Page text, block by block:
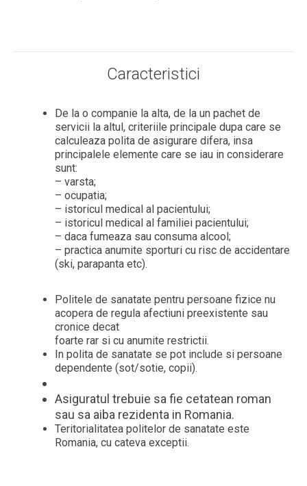
Caracteristici
De la o companie la alta, de la un pachet de
servicii la altul, criteriile principale dupa care se
calculeaza polita de asigurare difera, insa
principalele elemente care se iau in considerare
sunt:
– varsta;
– ocupatia;
– istoricul medical al pacientului;
– istoricul medical al familiei pacientului;
– daca fumeaza sau consuma alcool;
– practica anumite sporturi cu risc de accidentare
(ski, parapanta etc).
Politele de sanatate pentru persoane fizice nu
acopera de regula afectiuni preexistente sau
cronice decat
foarte rar si cu anumite restrictii.
In polita de sanatate se pot include si persoane
dependente (sot/sotie, copii).
Asiguratul trebuie sa fie cetatean roman
sau sa aiba rezidenta in Romania.
Teritorialitatea politelor de sanatate este
Romania, cu cateva exceptii.